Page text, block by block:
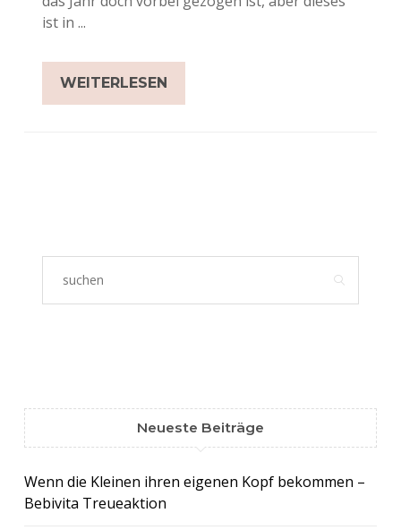
ist in ...
WEITERLESEN
Neueste Beiträge
Wenn die Kleinen ihren eigenen Kopf bekommen –
Bebivita Treueaktion